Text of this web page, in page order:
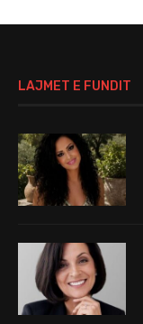
LAJMET E FUNDIT